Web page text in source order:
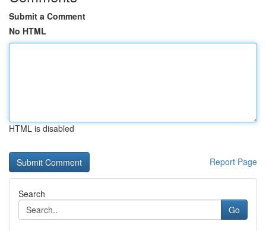
Submit a Comment
No HTML
HTML is disabled
Report Page
Search
Go